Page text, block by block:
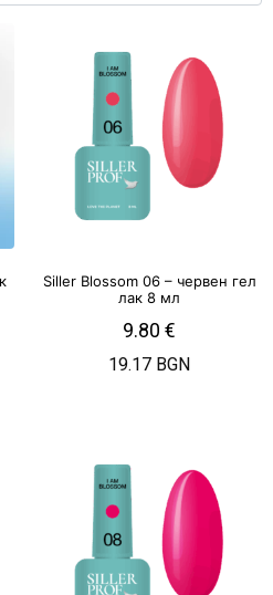
Siller Blossom 06 – червен гел
лак 8 мл
9.80 €
19.17 BGN